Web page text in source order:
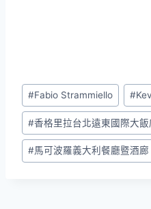
Post
Tags:
#Fabio Strammiello #
#香格里拉台北遠東國際大飯
#馬可波羅義大利餐廳暨酒廊